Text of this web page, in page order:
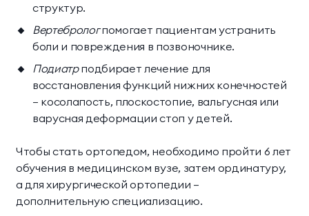
структур.
Вертебрологпомогает пациентам устранить
боли и повреждения в позвоночнике.
Подиатрподбирает лечение для
восстановления функций нижних конечностей
— косолапость, плоскостопие, вальгусная или
варусная деформации стоп у детей.
Чтобы стать ортопедом, необходимо пройти 6 лет
обучения в медицинском вузе, затем ординатуру,
а для хирургической ортопедии —
дополнительную специализацию.